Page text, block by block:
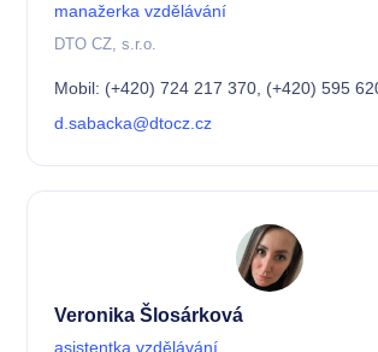
manažerka vzdělávání
DTO CZ, s.r.o.
Mobil: (+420) 724 217 370, (+420) 595
d.sabacka@dtocz.cz
Veronika Šlosárková
asistentka vzdělávání